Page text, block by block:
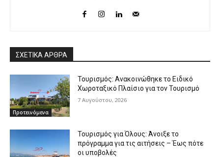
ΣΧΕΤΙΚΑ ΑΡΘΡΑ
Προτεινόμενα
Τουρισμός: Ανακοινώθηκε το Ειδικό
Χωροταξικό Πλαίσιο για τον Τουρισμό
7 Αυγούστου, 2026
Τουρισμός για Όλους: Άνοιξε το
πρόγραμμα για τις αιτήσεις – Έως πότε
οι υποβολές